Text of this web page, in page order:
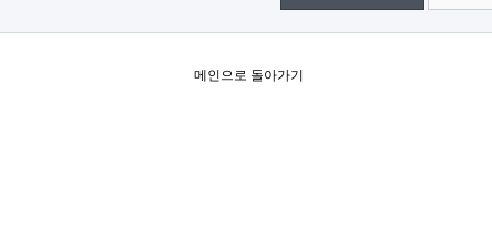
메인으로 돌아가기